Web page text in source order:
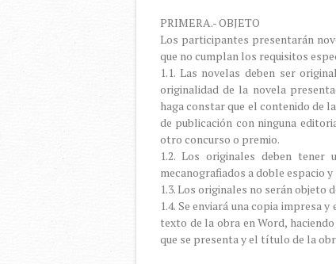
PRIMERA.- OBJETO
Los participantes presentarán
que no cumplan los requisitos
1.1. Las novelas deben ser
originalidad de la novela
haga constar que el contenido de
de publicación con ninguna
otro concurso o premio.
1.2. Los originales deben tener
mecanografiados a doble espacio
1.3. Los originales no serán objeto
1.4. Se enviará una copia impresa
texto de la obra en Word,
que se presenta y el título de la